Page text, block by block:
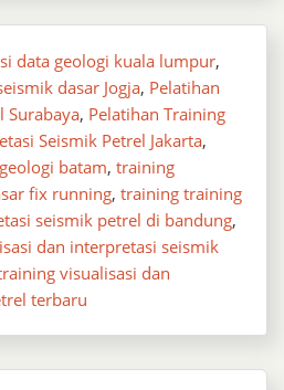
data geologi kuala lumpur,
dasar Jogja, Pelatihan
Surabaya, Pelatihan Training
Seismik Petrel Jakarta,
batam, training
fix running, training training
seismik petrel di bandung,
dan interpretasi seismik
visualisasi dan
terbaru